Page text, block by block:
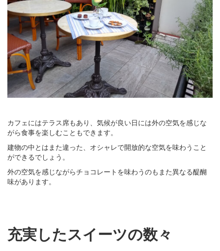
カフェにはテラス席もあり、気候が良い日には外の空気を感じな
がら食事を楽しむこともできます。
建物の中とはまた違った、オシャレで開放的な空気を味わうこと
ができるでしょう。
外の空気を感じながらチョコレートを味わうのもまた異なる醍醐
味があります。
充実したスイーツの数々